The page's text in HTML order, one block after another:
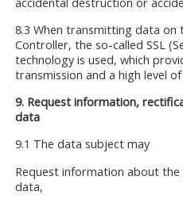
8.3 When transmitting data
Controller, the so-called SSL
technology is used, which
transmission and a high level
9. Request information,
data
9.1 The data subject may
Request information about
data,